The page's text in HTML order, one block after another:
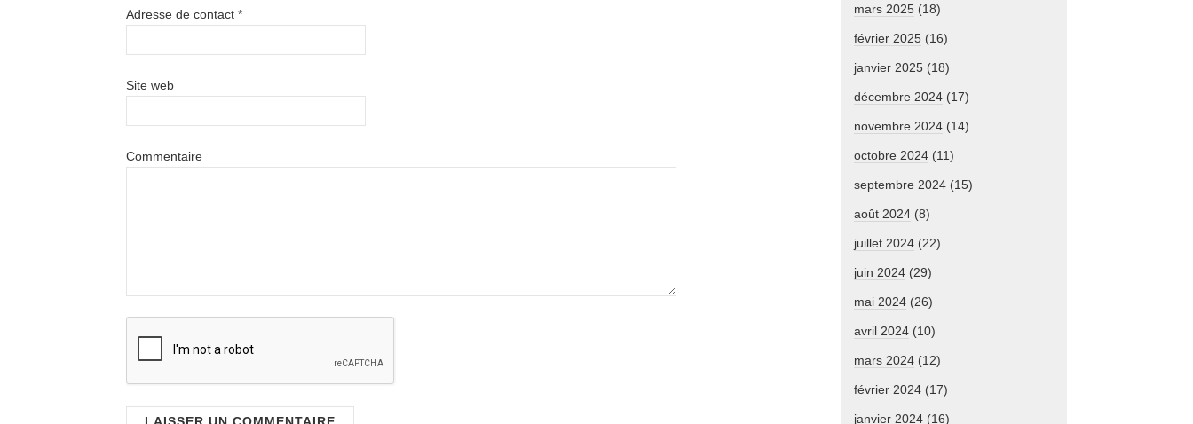
Adresse de contact *
Site web
Commentaire
mars 2025 (18)
février 2025 (16)
janvier 2025 (18)
décembre 2024 (17)
novembre 2024 (14)
octobre 2024 (11)
septembre 2024 (15)
août 2024 (8)
juillet 2024 (22)
juin 2024 (29)
mai 2024 (26)
avril 2024 (10)
mars 2024 (12)
février 2024 (17)
janvier 2024 (16)